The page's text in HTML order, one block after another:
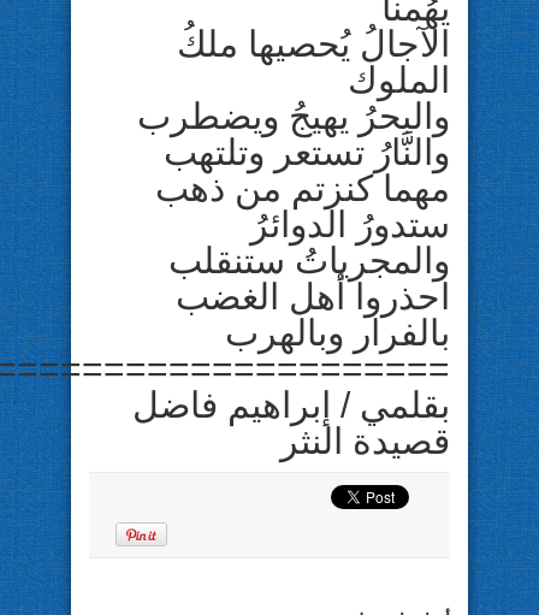
الآجالُ يُحصيها ملكُ
الملوك
والبحرُ يهيجُ ويضطرب
والنَّارُ تستعر وتلتهب
مهما كنزتم من ذهب
ستدورُ الدوائرُ
والمجرياتُ ستنقلب
احذروا أهل الغضب
بالفرار وبالهرب
بقلمي / إبراهيم فاضل
قصيدة النثر